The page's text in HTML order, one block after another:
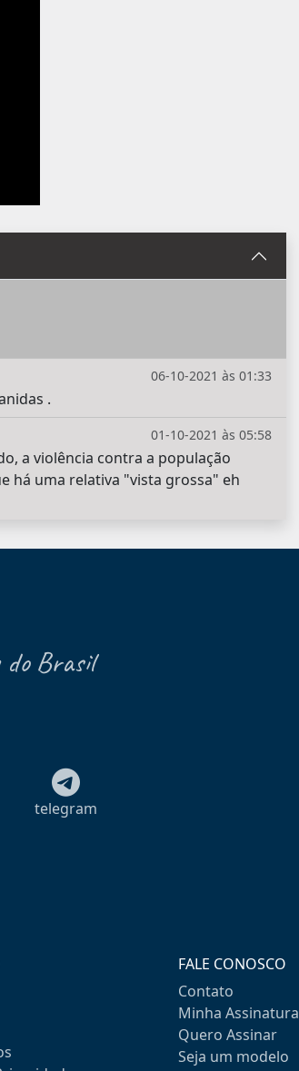
06-10-2021 às 01:33
.
01-10-2021 às 05:58
a violência contra a população
há uma relativa "vista grossa" eh
Brasil
telegram
FALE CONOSCO
Contato
Minha Assinatura
Quero Assinar
Seja um modelo